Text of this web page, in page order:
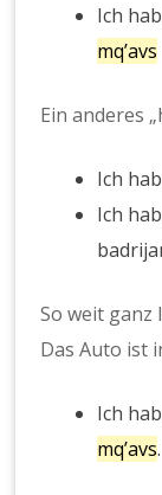
Ich
mq’avs
Ein anderes
Ich
Ich
So weit ganz
Das Auto ist
Ich
mq’avs.